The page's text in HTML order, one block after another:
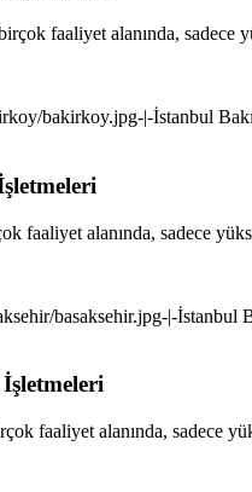
faaliyet alanında,
bakirkoy.jpg-|-İstanbul
faaliyet alanında, sadece
basaksehir.jpg-|-
faaliyet alanında, sadece